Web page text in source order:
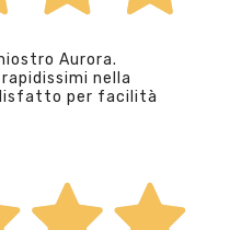
Aurora.
nella
per facilità